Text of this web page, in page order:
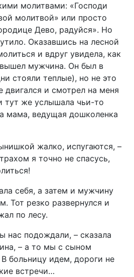
молитвами: «Господи
молитвой» или просто
Дево, радуйся». Но
Оказавшись на лесной
и вдруг увидела, как
вышел мужчина. Он был в
стояли теплые), но не это
двигался и смотрел на меня
тут же услышала чьи-то
мама, ведущая дошколенка
жалко, испугаются, –
я точно не спасусь,
себя, а затем и мужчину
Тот резко развернулся и
по лесу.
нас подождали, – сказала
– а то мы с сыном
больницу идем, дороги не
встречи…